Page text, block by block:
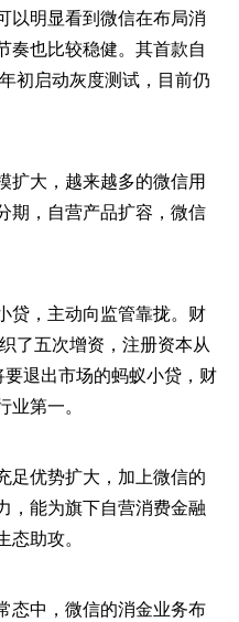
以明显看到微信在布局消
奏也比较稳健。其首款自
初启动灰度测试，目前仍
扩大，越来越多的微信用
期，自营产品扩容，微信
贷，主动向监管靠拢。财
了五次增资，注册资本从
退出市场的蚂蚁小贷，财
第一。
足优势扩大，加上微信的
，能为旗下自营消费金融
助攻。
态中，微信的消金业务布